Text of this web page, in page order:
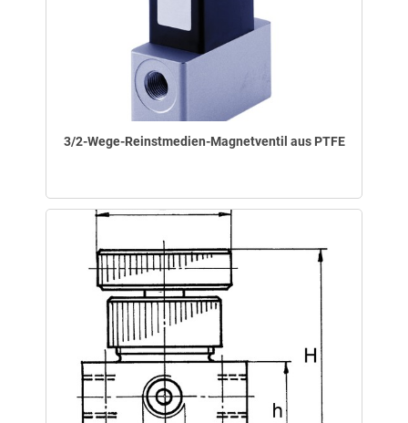
3/2-Wege-Reinstmedien-Magnetventil aus PTFE